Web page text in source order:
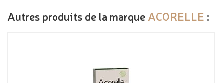
Autres produits de la marque ACORELLE :